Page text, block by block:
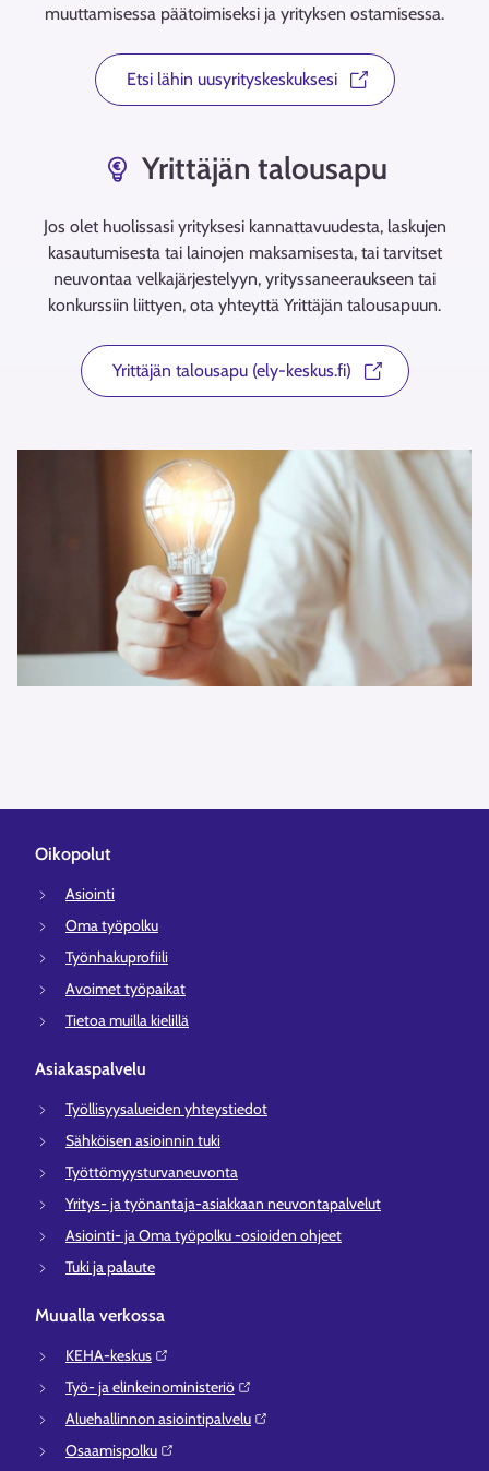
muuttamisessa päätoimiseksi ja yrityksen ostamisessa.
Etsi lähin uusyrityskeskuksesi
Yrittäjän talousapu
Jos olet huolissasi yrityksesi kannattavuudesta, laskujen
kasautumisesta tai lainojen maksamisesta, tai tarvitset
neuvontaa velkajärjestelyyn, yrityssaneeraukseen tai
konkurssiin liittyen, ota yhteyttä Yrittäjän talousapuun.
Yrittäjän talousapu (ely-keskus.fi)
Oikopolut
Asiointi
Oma työpolku
Työnhakuprofiili
Avoimet työpaikat
Tietoa muilla kielillä
Asiakaspalvelu
Työllisyysalueiden yhteystiedot
Sähköisen asioinnin tuki
Työttömyysturvaneuvonta
Yritys- ja työnantaja-asiakkaan neuvontapalvelut
Asiointi- ja Oma työpolku -osioiden ohjeet
Tuki ja palaute
Muualla verkossa
KEHA-keskus⁠
Työ- ja elinkeinoministeriö⁠
Aluehallinnon asiointipalvelu⁠
Osaamispolku⁠